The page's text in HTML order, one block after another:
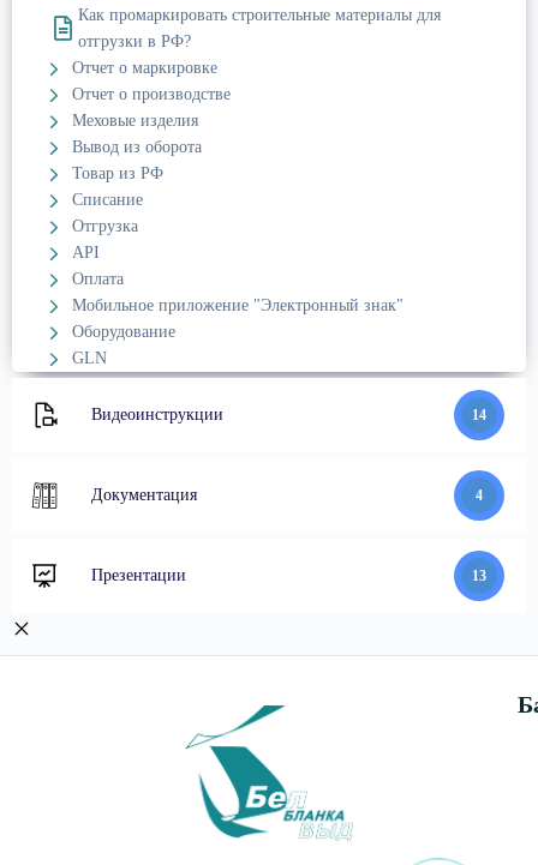
Как промаркировать строительные материалы для
отгрузки в РФ?
Отчет о маркировке
Отчет о производстве
Меховые изделия
Вывод из оборота
Товар из РФ
Списание
Отгрузка
API
Оплата
Мобильное приложение "Электронный знак"
Оборудование
GLN
Видеоинструкции 14
Документация 4
Презентации 13